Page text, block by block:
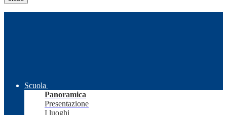
Scuola
Panoramica
Presentazione
I luoghi